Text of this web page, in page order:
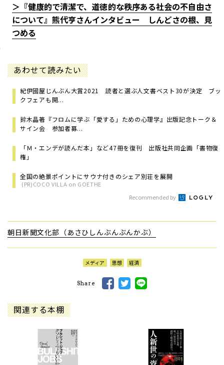
＞『健康的で清潔で、道徳的な秩序ある社会の不自由さ
について』熊代亨さんインタビュー しんどさの根、見
つめる
あわせて読みたい
紀伊國屋じんぶん大賞2021 読者と選ぶ人文書ベスト30が決定 ブッ
クフェアも開...
鈴木晶著『フロムに学ぶ「愛する」ための心理学』出版記念トーク＆
サイン会 参加者募...
「Ｍ・エンデが読んだ本」など47冊を復刊 出版社共同企画「書物復
権」
全国の絶景ポイントにサウナ付きのシェア別荘を展開
(PR)COCO VILLA on GOETHE
Recommended by
朝日新聞文化部（あさひしんぶんぶんかぶ）
メディア 思想 経済
Share
関連する本棚